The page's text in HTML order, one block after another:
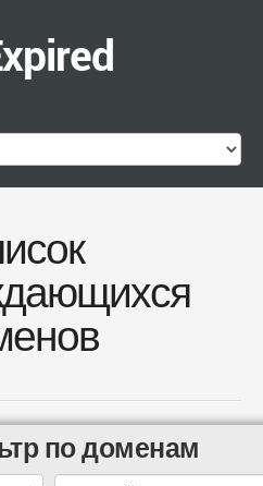
по доменам